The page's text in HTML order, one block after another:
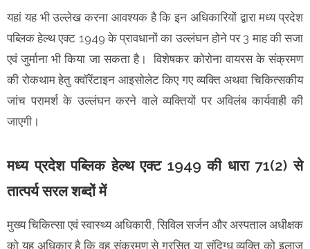
यहां यह भी उल्लेख करना आवश्यक है कि इन अधिकारियों द्वारा मध्य प्रदेश
पब्लिक हेल्थ एक्ट 1949 के प्रावधानों का उल्लंघन होने पर 3 माह की सजा
एवं जुर्माना भी किया जा सकता है। विशेषकर कोरोना वायरस के संक्रमण
की रोकथाम हेतु क्वॉरेंटाइन आइसोलेट किए गए व्यक्ति अथवा चिकित्सकीय
जांच परामर्श के उल्लंघन करने वाले व्यक्तियों पर अविलंब कार्यवाही की
जाएगी।
मध्य प्रदेश पब्लिक हेल्थ एक्ट 1949 की धारा 71(2) से
तात्पर्य सरल शब्दों में
मुख्य चिकित्सा एवं स्वास्थ्य अधिकारी, सिविल सर्जन और अस्पताल अधीक्षक
को यह अधिकार है कि वह संक्रमण से ग्रसित या संदिग्ध व्यक्ति को इलाज